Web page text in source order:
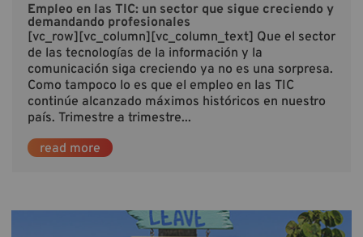
Empleo en las TIC: un sector que sigue creciendo y
demandando profesionales
[vc_row][vc_column][vc_column_text] Que el sector
de las tecnologías de la información y la
comunicación siga creciendo ya no es una sorpresa.
Como tampoco lo es que el empleo en las TIC
continúe alcanzado máximos históricos en nuestro
país. Trimestre a trimestre...
read more